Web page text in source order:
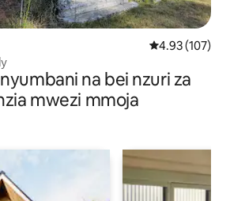
Ukadiriaji wa
4.93 (107)
na bei nzuri za
mwezi mmoja